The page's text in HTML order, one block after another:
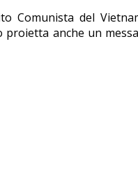
Comunista del
proietta anche un